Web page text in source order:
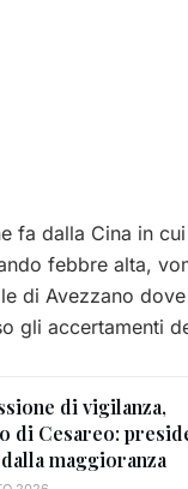
fa dalla Cina in
febbre alta,
di Avezzano
gli accertamenti
di vigilanza,
di Cesareo:
maggioranza